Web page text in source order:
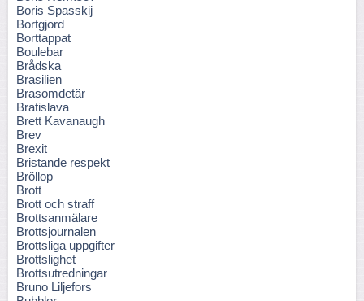
Boris Spasskij
Bortgjord
Borttappat
Boulebar
Brådska
Brasilien
Brasomdetär
Bratislava
Brett Kavanaugh
Brev
Brexit
Bristande respekt
Bröllop
Brott
Brott och straff
Brottsanmälare
Brottsjournalen
Brottsliga uppgifter
Brottslighet
Brottsutredningar
Bruno Liljefors